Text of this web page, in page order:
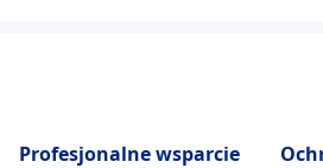
Profesjonalne wsparcie